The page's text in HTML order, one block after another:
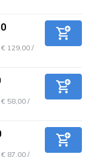
€ 129,00/
€ 58,00/
€ 87,00/